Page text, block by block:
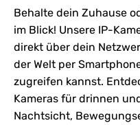
Behalte dein Zuhause
im Blick! Unsere IP-
direkt über dein
der Welt per
zugreifen kannst.
Kameras für drinnen
Nachtsicht,